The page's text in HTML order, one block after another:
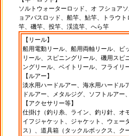
ソルトウォーターロッド、オ フショア
ョアバスロッド、船竿、鮎竿、トラウ
竿、磯竿、投竿、渓流竿、へら竿
【リール】
船用電動リール、船用両軸リール、ビ
リール、スピニングリール、磯用スピ
ングリール、ベイトリール、フライリ
【ルアー】
淡水用ハードルアー、海水用ハードル
ドルアー、メタルジグ、ソフトルアー
【アクセサリー等】
仕掛け（釣り糸、ライン、釣り針、オ
イフジャケット、ジャケット、ウェー
ス）、道具箱（タックルボックス、ク